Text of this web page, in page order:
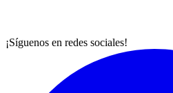
¡Síguenos en redes sociales!